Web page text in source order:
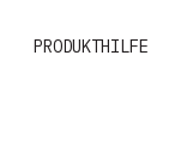
PRODUKTHILFE